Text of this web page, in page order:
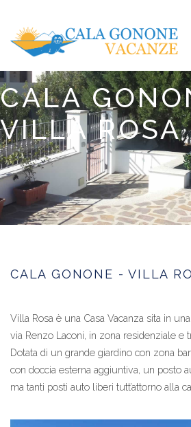
CALA
VILLA ROSA
CALA GONONE - VILLA
Villa Rosa è una Casa Vacanza sita in
via Renzo Laconi, in zona residenziale e
Dotata di un grande giardino con zona
con doccia esterna aggiuntiva, un posto
ma tanti posti auto liberi tutt’attorno alla